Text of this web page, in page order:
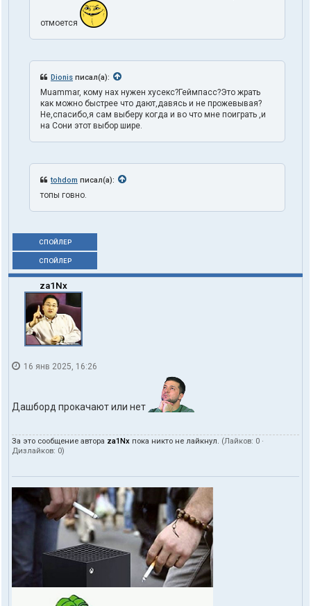
отмоется
Dionis писал(а):
Muammar, кому нах нужен хусекс?Геймпасс?Это жрать
как можно быстрее что дают,давясь и не прожевывая?
Не,спасибо,я сам выберу когда и во что мне поиграть ,и
на Сони этот выбор шире.
tohdom писал(а):
топы говно.
СПОЙЛЕР
СПОЙЛЕР
za1Nx
16 янв 2025, 16:26
Дашборд прокачают или нет
За это сообщение автора za1Nx пока никто не лайкнул. (Лайков: 0 ·
Дизлайков: 0)